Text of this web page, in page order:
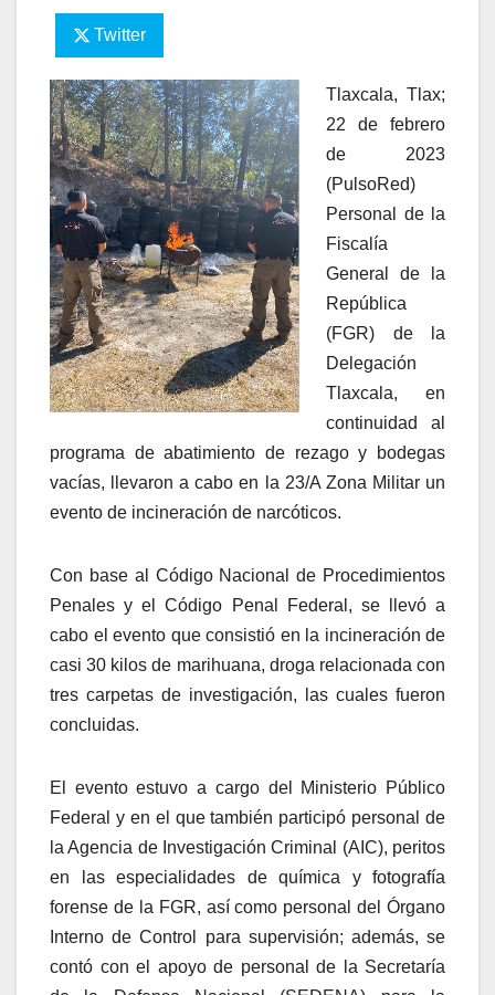
Twitter
Tlaxcala, Tlax;
22 de febrero
de 2023
(PulsoRed)
Personal de la
Fiscalía
General de la
República
(FGR) de la
Delegación
Tlaxcala, en
continuidad al
programa de abatimiento de rezago y bodegas
vacías, llevaron a cabo en la 23/A Zona Militar un
evento de incineración de narcóticos.
Con base al Código Nacional de Procedimientos
Penales y el Código Penal Federal, se llevó a
cabo el evento que consistió en la incineración de
casi 30 kilos de marihuana, droga relacionada con
tres carpetas de investigación, las cuales fueron
concluidas.
El evento estuvo a cargo del Ministerio Público
Federal y en el que también participó personal de
la Agencia de Investigación Criminal (AIC), peritos
en las especialidades de química y fotografía
forense de la FGR, así como personal del Órgano
Interno de Control para supervisión; además, se
contó con el apoyo de personal de la Secretaría